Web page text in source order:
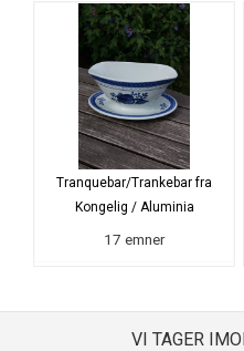
Tranquebar/Trankebar fra
Kongelig / Aluminia
17 emner
VI TAGER